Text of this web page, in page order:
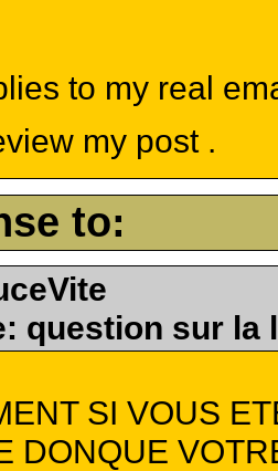
to my real
my post .
to:
question sur la
SI VOUS
DONQUE